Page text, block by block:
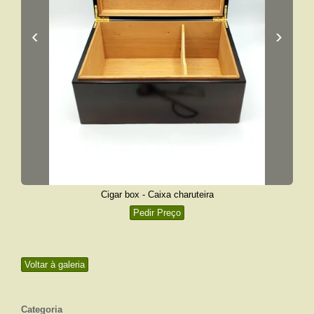
Voltar à galeria
Categoria
‹ ›
Cigar box - Caixa charuteira
Pedir Preço